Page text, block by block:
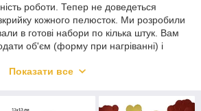
роботи. Тепер не доведеться
кожного пелюсток. Ми розробили
в готові набори по кілька штук. Вам
об'єм (форму при нагріванні) і
для різних кольорів з наших
Показати все